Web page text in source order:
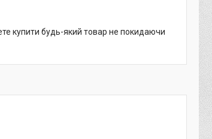
купити будь-який товар не покидаючи